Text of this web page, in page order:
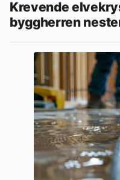
Krevende
byggherren